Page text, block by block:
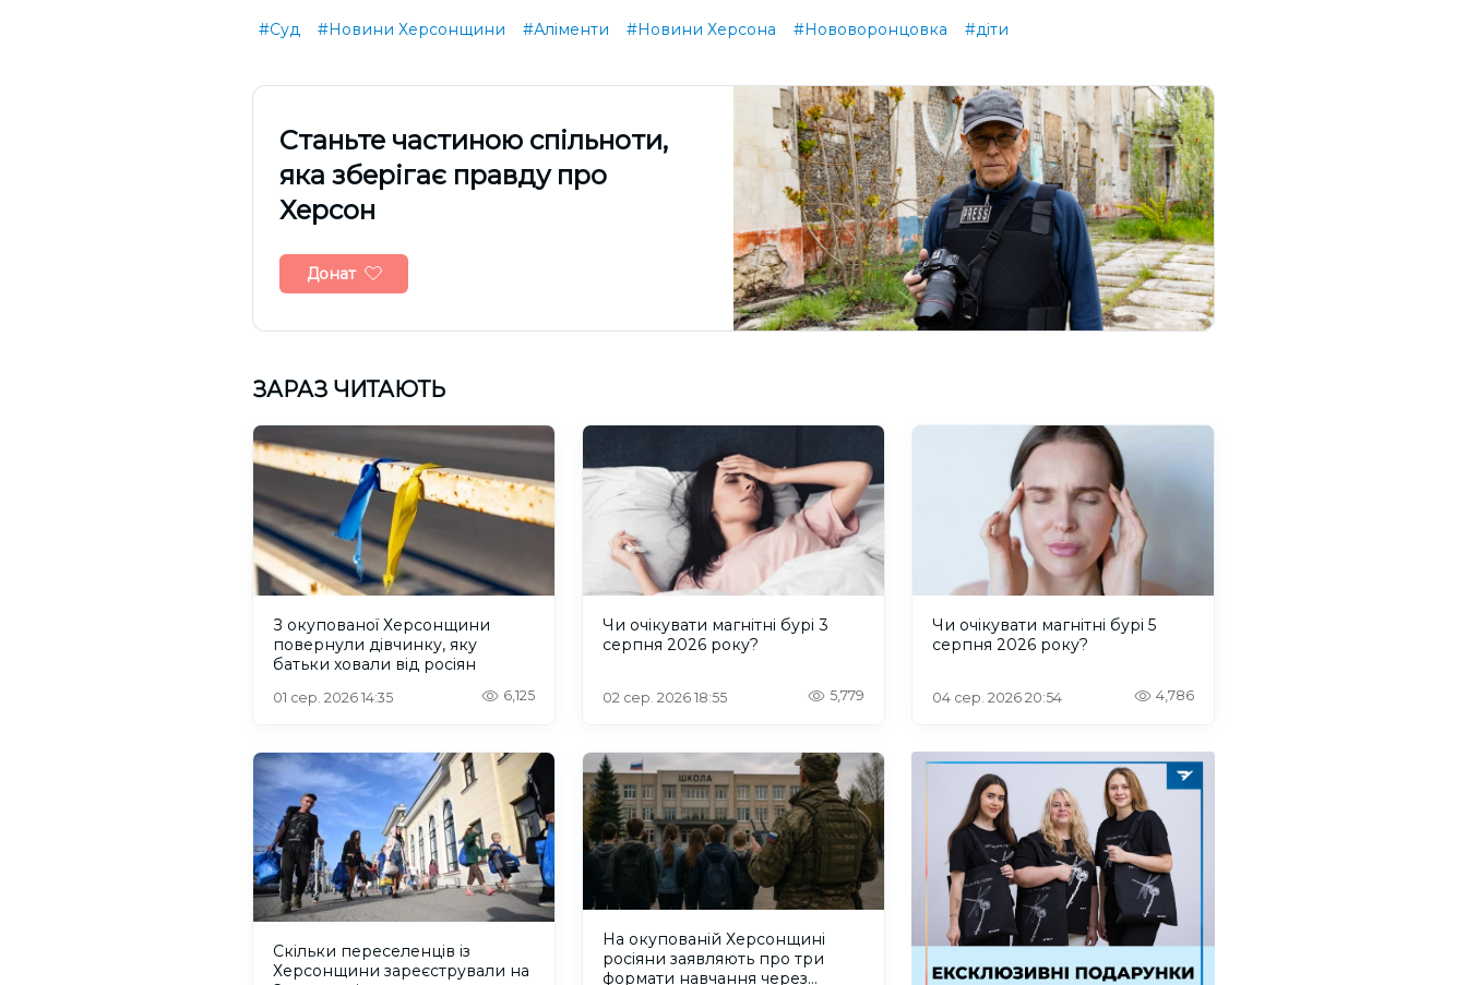
#Суд #Новини Херсонщини #Аліменти #Новини Херсона #Нововоронцовка #діти
Cтаньте частиною спільноти,
яка зберігає правду про
Херсон
Донат
ЗАРАЗ ЧИТАЮТЬ
З окупованої Херсонщини
повернули дівчинку, яку
батьки ховали від росіян
01 сер. 2026 14:35 6,125
Чи очікувати магнітні бурі 3
серпня 2026 року?
02 сер. 2026 18:55 5,779
Чи очікувати магнітні бурі 5
серпня 2026 року?
04 сер. 2026 20:54 4,786
Скільки переселенців із
Херсонщини зареєстрували на
На окупованій Херсонщині
росіяни заявляють про три
формати навчання через